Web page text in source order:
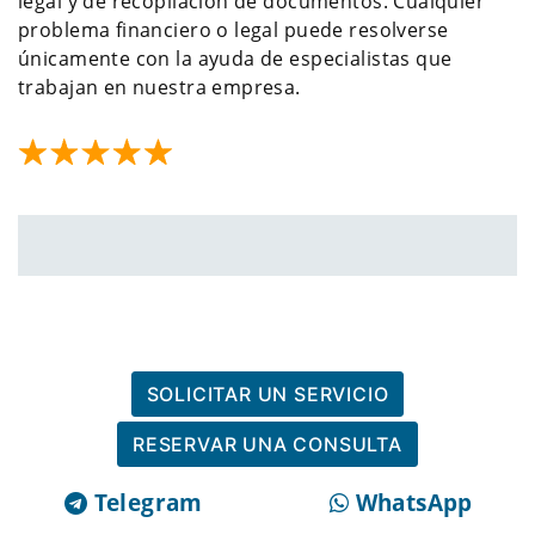
problema financiero o legal puede resolverse
únicamente con la ayuda de especialistas que
trabajan en nuestra empresa.
SOLICITAR UN SERVICIO
RESERVAR UNA CONSULTA
Telegram WhatsApp